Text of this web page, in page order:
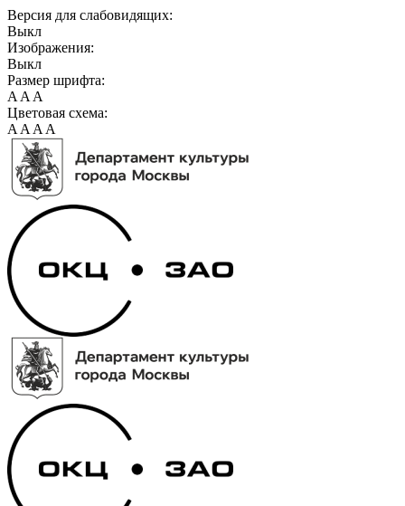
Версия для слабовидящих:
Выкл
Изображения:
Выкл
Размер шрифта:
A A A
Цветовая схема:
A A A A